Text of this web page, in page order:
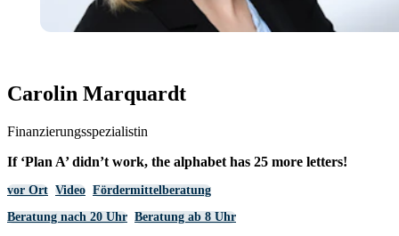
Carolin Marquardt
Finanzierungsspezialistin
If ‘Plan A’ didn’t work, the alphabet has 25 more letters!
vor Ort Video Fördermittelberatung
Beratung nach 20 Uhr Beratung ab 8 Uhr